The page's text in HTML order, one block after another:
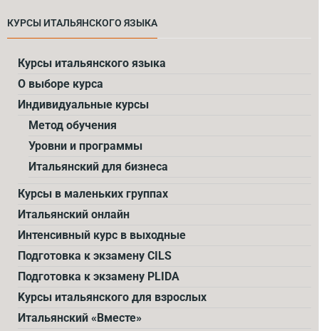
КУРСЫ ИТАЛЬЯНСКОГО ЯЗЫКА
Курсы итальянского языка
О выборе курса
Индивидуальные курсы
Метод обучения
Уровни и программы
Итальянский для бизнеса
Курсы в маленьких группах
Итальянский онлайн
Интенсивный курс в выходные
Подготовка к экзамену CILS
Подготовка к экзамену PLIDA
Kурсы итальянского для взрослых
Итальянский «Вместе»